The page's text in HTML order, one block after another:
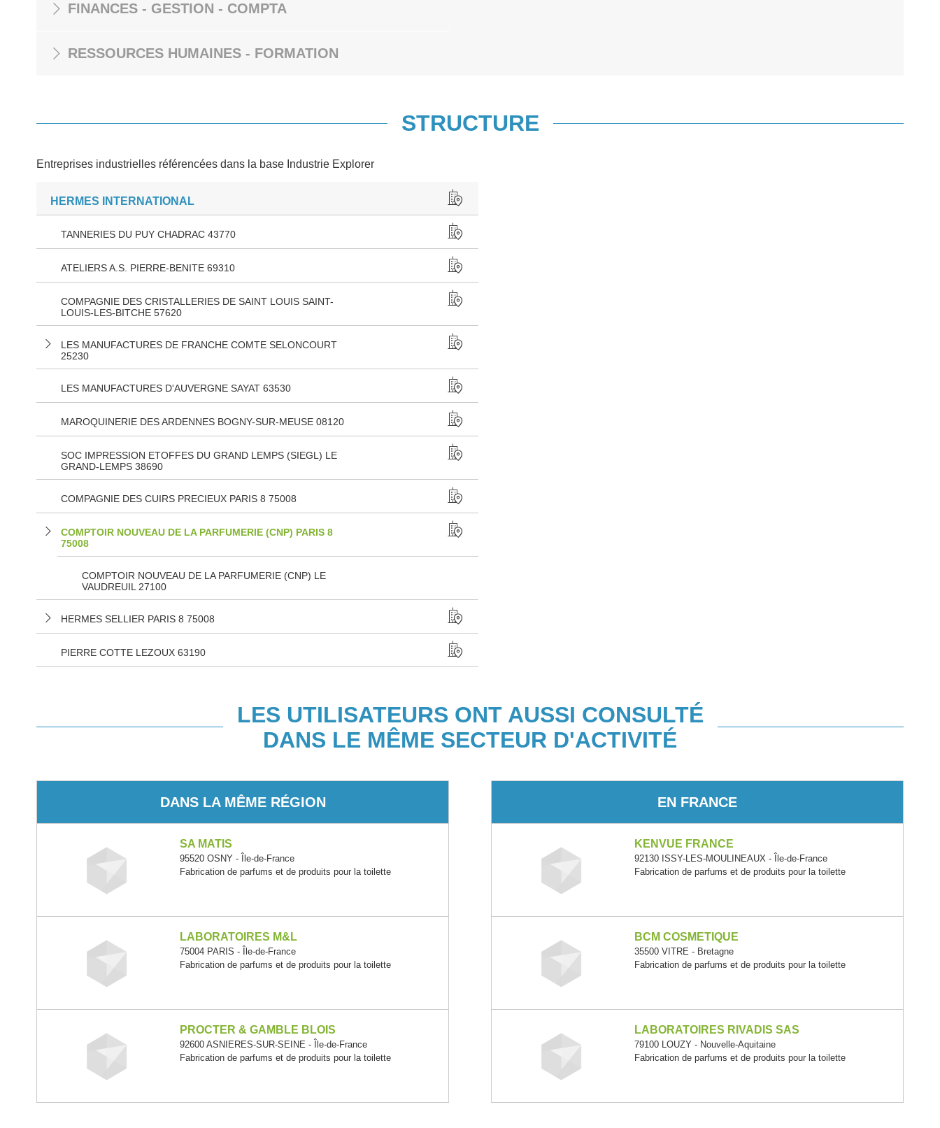
FINANCES - GESTION - COMPTA
RESSOURCES HUMAINES - FORMATION
STRUCTURE
Entreprises industrielles référencées dans la base Industrie Explorer
HERMES INTERNATIONAL
TANNERIES DU PUY CHADRAC 43770
ATELIERS A.S. PIERRE-BENITE 69310
COMPAGNIE DES CRISTALLERIES DE SAINT LOUIS SAINT-
LOUIS-LES-BITCHE 57620
LES MANUFACTURES DE FRANCHE COMTE SELONCOURT
25230
LES MANUFACTURES D'AUVERGNE SAYAT 63530
MAROQUINERIE DES ARDENNES BOGNY-SUR-MEUSE 08120
SOC IMPRESSION ETOFFES DU GRAND LEMPS (SIEGL) LE
GRAND-LEMPS 38690
COMPAGNIE DES CUIRS PRECIEUX PARIS 8 75008
COMPTOIR NOUVEAU DE LA PARFUMERIE (CNP) PARIS 8
75008
COMPTOIR NOUVEAU DE LA PARFUMERIE (CNP) LE
VAUDREUIL 27100
HERMES SELLIER PARIS 8 75008
PIERRE COTTE LEZOUX 63190
LES UTILISATEURS ONT AUSSI CONSULTÉ
DANS LE MÊME SECTEUR D'ACTIVITÉ
DANS LA MÊME RÉGION
SA MATIS
95520 OSNY - Île-de-France
Fabrication de parfums et de produits pour la toilette
LABORATOIRES M&L
75004 PARIS - Île-de-France
Fabrication de parfums et de produits pour la toilette
PROCTER & GAMBLE BLOIS
92600 ASNIERES-SUR-SEINE - Île-de-France
Fabrication de parfums et de produits pour la toilette
EN FRANCE
KENVUE FRANCE
92130 ISSY-LES-MOULINEAUX - Île-de-France
Fabrication de parfums et de produits pour la toilette
BCM COSMETIQUE
35500 VITRE - Bretagne
Fabrication de parfums et de produits pour la toilette
LABORATOIRES RIVADIS SAS
79100 LOUZY - Nouvelle-Aquitaine
Fabrication de parfums et de produits pour la toilette